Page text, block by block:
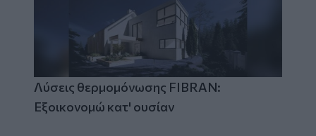
Λύσεις θερμομόνωσης FIBRAN:
Εξοικονομώ κατ' ουσίαν